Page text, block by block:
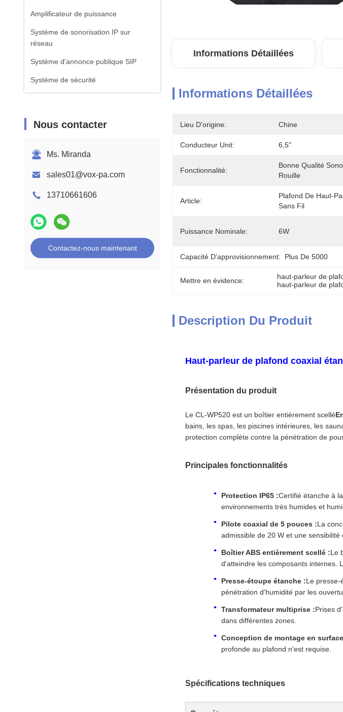
Amplificateur de puissance
Système de sonorisation IP sur
réseau
Système d'annonce publique SIP
Système de sécurité
Nous contacter
Ms. Miranda
sales01@vox-pa.com
13710661606
Contactez-nous maintenant
Informations Détaillées
Informations Détaillées
Lieu D'origine: Chine
Conducteur Unit: 6,5"
Fonctionnalité:
Bonne Qualité
Rouille
Article:
Plafond De Haut-
Sans Fil
Puissance Nominale: 6W
Capacité D'approvisionnement: Plus De 5000
Mettre en évidence: haut-parleur de
haut-parleur de
Description Du Produit
Haut-parleur de plafond coaxial
Présentation du produit
Le CL-WP520 est un boîtier entièrement scellé
bains, les spas, les piscines intérieures, les
protection complète contre la pénétration de
Principales fonctionnalités
Protection IP65 :Certifié étanche à
environnements très humides et
Pilote coaxial de 5 pouces :La
admissible de 20 W et une
Boîtier ABS entièrement scellé :Le
d'atteindre les composants internes.
Presse-étoupe étanche :Le presse-
pénétration d'humidité par les
Transformateur multiprise :Prises
dans différentes zones.
Conception de montage en
profonde au plafond n'est requise.
Spécifications techniques